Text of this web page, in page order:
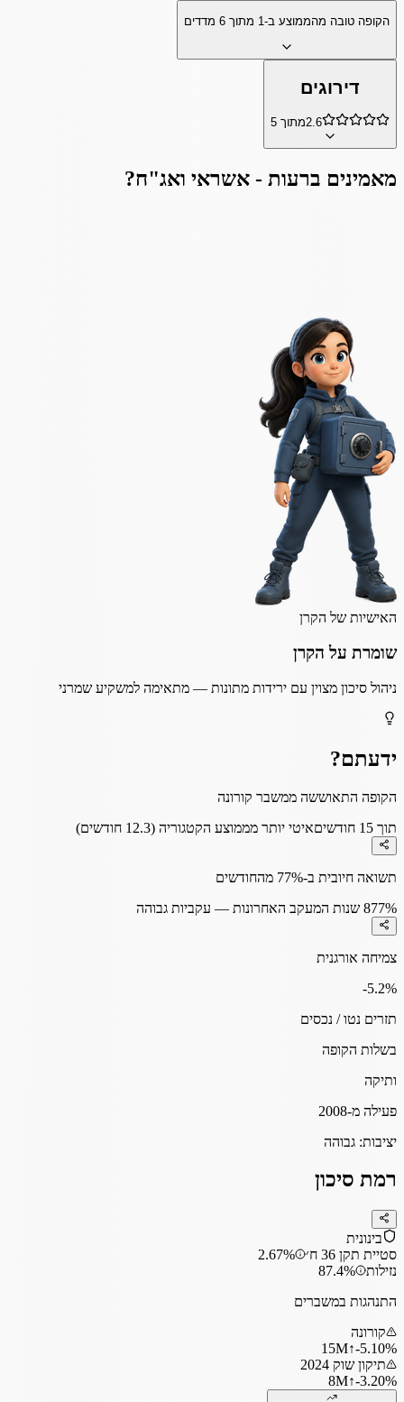
הקופה טובה מהממוצע ב- 1 מתוך 6 מדדים
דירוגים
2.6מתוך 5
מאמינים ברעות - אשראי ואג"ח?
האישיות של הקרן
שומרת על הקרן
ניהול סיכון מצוין עם ירידות מתונות — מתאימה למשקיע שמרני
ידעתם?
הקופה התאוששה ממשבר קורונה
תוך 15 חודשים
איטי יותר מממוצע הקטגוריה (12.3 חודשים)
תשואה חיובית ב-77% מהחודשים
77%8 שנות המעקב האחרונות — עקביות גבוהה
צמיחה אורגנית
-5.2%
תזרים נטו / נכסים
בשלות הקופה
ותיקה
פעילה מ-2008
יציבות: גבוהה
רמת סיכון
בינונית
סטיית תקן 36 ח׳
2.67%
נזילות
87.4%
התנהגות במשברים
קורונה
‎-5.10%
↑
15M
תיקון שוק 2024
‎-3.20%
↑
8M